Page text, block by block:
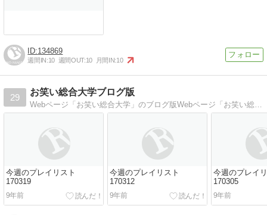
134869
週間IN:10 週間OUT:10 月間IN:10
29
お笑い総合大学ブログ版
今週のプレイリスト
170319
9年前
今週のプレイリスト
170312
9年前
今週のプレイ
170305
9年前